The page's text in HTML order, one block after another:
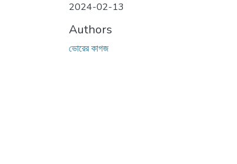
2024-02-13
Authors
ভোরের কাগজ